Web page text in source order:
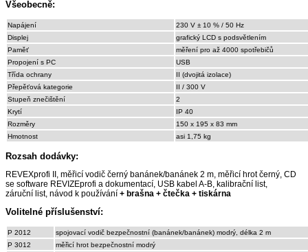
Všeobecně:
Napájení
230 V ± 10 % / 50 Hz
Displej
grafický LCD s podsvětlením
Paměť
měření pro až 4000 spotřebičů
Propojení s PC
USB
Třída ochrany
II (dvojitá izolace)
Přepěťová kategorie
II / 300 V
Stupeň znečištění
2
Krytí
IP 40
Rozměry
150 x 195 x 83 mm
Hmotnost
asi 1,75 kg
Rozsah dodávky:
REVEXprofi II, měřicí vodič černý banánek/banánek 2 m, měřicí hrot černý, CD
se software REVIZEprofi a dokumentací, USB kabel A-B, kalibrační list,
záruční list, návod k používání + brašna + čtečka + tiskárna
Volitelné příslušenství:
P 2012
spojovací vodič bezpečnostní (banánek/banánek) modrý, délka 2 m
P 3012
měřicí hrot bezpečnostní modrý